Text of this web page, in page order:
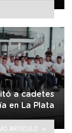
a cadetes
en La Plata
ARTÍCULO